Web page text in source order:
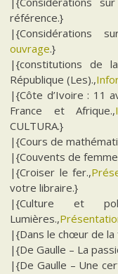
référence.}
|{Considérations
ouvrage.}
|{constitutions de
République (Les).,
|{Côte d’Ivoire : 11
France et Afrique.,
CULTURA.}
|{Cours de
|{Couvents de
|{Croiser le fer.,
votre libraire.}
|{Culture et
Lumières.,
|{Dans le chœur de la
|{De Gaulle – La
|{De Gaulle – Une